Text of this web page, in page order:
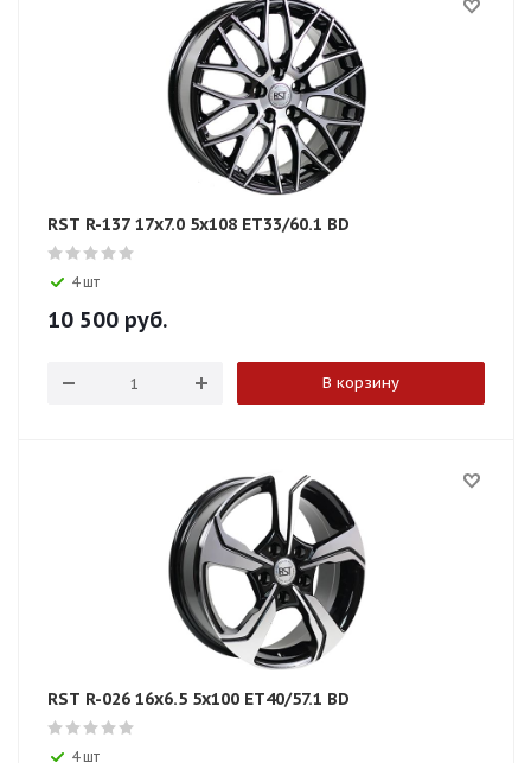
RST R-137 17x7.0 5x108 ET33/60.1 BD
4 шт
10 500 руб.
В корзину
RST R-026 16x6.5 5x100 ET40/57.1 BD
4 шт